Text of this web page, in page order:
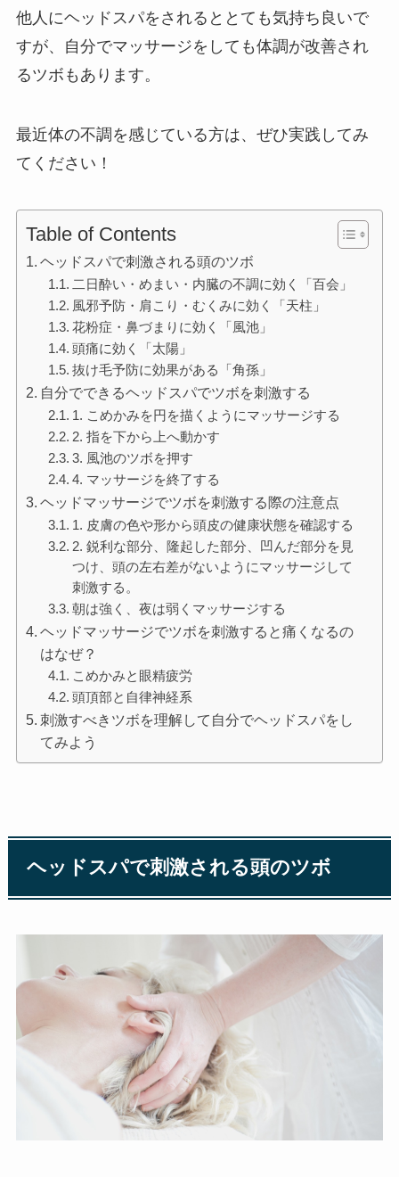
他人にヘッドスパをされるととても気持ち良いで
すが、自分でマッサージをしても体調が改善され
るツボもあります。
最近体の不調を感じている方は、ぜひ実践してみ
てください！
Table of Contents
ヘッドスパで刺激される頭のツボ
二日酔い・めまい・内臓の不調に効く「百会」
風邪予防・肩こり・むくみに効く「天柱」
花粉症・鼻づまりに効く「風池」
頭痛に効く「太陽」
抜け毛予防に効果がある「角孫」
自分でできるヘッドスパでツボを刺激する
1. こめかみを円を描くようにマッサージする
2. 指を下から上へ動かす
3. 風池のツボを押す
4. マッサージを終了する
ヘッドマッサージでツボを刺激する際の注意点
1. 皮膚の色や形から頭皮の健康状態を確認する
2. 鋭利な部分、隆起した部分、凹んだ部分を見
つけ、頭の左右差がないようにマッサージして
刺激する。
朝は強く、夜は弱くマッサージする
ヘッドマッサージでツボを刺激すると痛くなるの
はなぜ？
こめかみと眼精疲労
頭頂部と自律神経系
刺激すべきツボを理解して自分でヘッドスパをし
てみよう
ヘッドスパで刺激される頭のツボ